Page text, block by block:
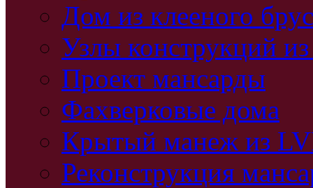
Дом из клееного
Узлы конструкций
Проект мансарды
Фахверковые дома
Крытый манеж из
Реконструкция